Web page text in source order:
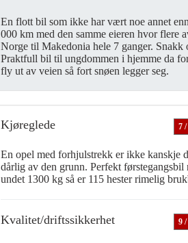
En flott bil som ikke har vært noe annet
000 km med den samme eieren hvor flere
Norge til Makedonia hele 7 ganger.
Praktfull bil til ungdommen i hjemme da
fly ut av veien så fort snøen legger seg.
Kjøreglede 7 /
En opel med forhjulstrekk er ikke kanskje
dårlig av den grunn. Perfekt førstegangsbil
undet 1300 kg så er 115 hester rimelig
Kvalitet/driftssikkerhet 9 /